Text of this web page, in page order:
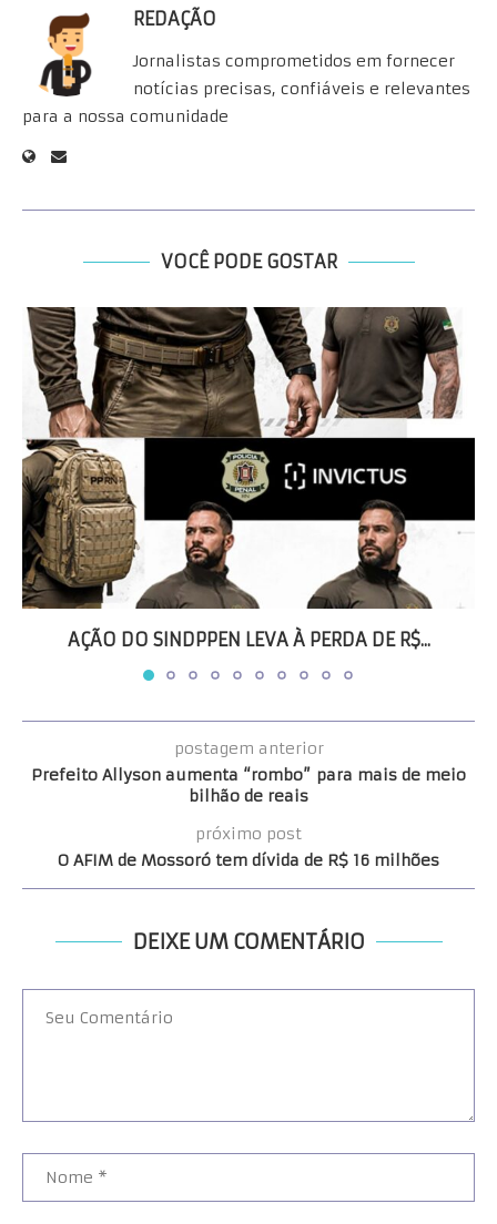
REDAÇÃO
Jornalistas comprometidos em fornecer
notícias precisas, confiáveis e relevantes
para a nossa comunidade
VOCÊ PODE GOSTAR
AÇÃO DO SINDPPEN LEVA À PERDA DE R$...
postagem anterior
Prefeito Allyson aumenta “rombo” para mais de meio
bilhão de reais
próximo post
O AFIM de Mossoró tem dívida de R$ 16 milhões
DEIXE UM COMENTÁRIO